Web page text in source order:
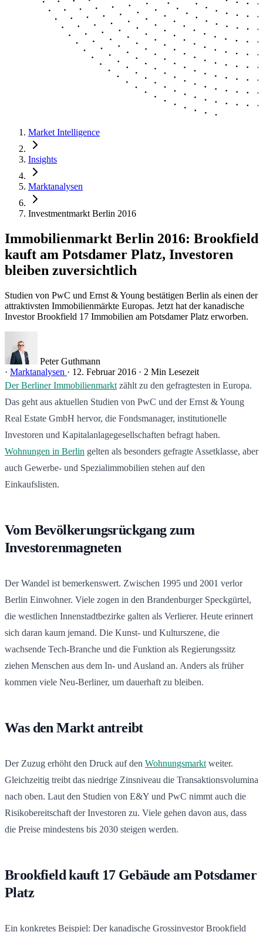
Market Intelligence
Insights
Marktanalysen
Investmentmarkt Berlin 2016
Immobilienmarkt Berlin 2016: Brookfield
kauft am Potsdamer Platz, Investoren
bleiben zuversichtlich
Studien von PwC und Ernst & Young bestätigen Berlin als einen der
attraktivsten Immobilienmärkte Europas. Jetzt hat der kanadische
Investor Brookfield 17 Immobilien am Potsdamer Platz erworben.
Peter Guthmann
· Marktanalysen · 12. Februar 2016 · 2 Min Lesezeit
Der Berliner Immobilienmarkt zählt zu den gefragtesten in Europa.
Das geht aus aktuellen Studien von PwC und der Ernst & Young
Real Estate GmbH hervor, die Fondsmanager, institutionelle
Investoren und Kapitalanlagegesellschaften befragt haben.
Wohnungen in Berlin gelten als besonders gefragte Assetklasse, aber
auch Gewerbe- und Spezialimmobilien stehen auf den
Einkaufslisten.
Vom Bevölkerungsrückgang zum
Investorenmagneten
Der Wandel ist bemerkenswert. Zwischen 1995 und 2001 verlor
Berlin Einwohner. Viele zogen in den Brandenburger Speckgürtel,
die westlichen Innenstadtbezirke galten als Verlierer. Heute erinnert
sich daran kaum jemand. Die Kunst- und Kulturszene, die
wachsende Tech-Branche und die Funktion als Regierungssitz
ziehen Menschen aus dem In- und Ausland an. Anders als früher
kommen viele Neu-Berliner, um dauerhaft zu bleiben.
Was den Markt antreibt
Der Zuzug erhöht den Druck auf den Wohnungsmarkt weiter.
Gleichzeitig treibt das niedrige Zinsniveau die Transaktionsvolumina
nach oben. Laut den Studien von E&Y und PwC nimmt auch die
Risikobereitschaft der Investoren zu. Viele gehen davon aus, dass
die Preise mindestens bis 2030 steigen werden.
Brookfield kauft 17 Gebäude am Potsdamer
Platz
Ein konkretes Beispiel: Der kanadische Grossinvestor Brookfield